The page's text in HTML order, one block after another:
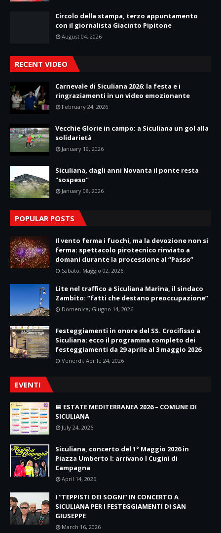
Circolo della stampa, terzo appuntamento
con il giornalista Giacinto Pipitone
August 04, 2026
RECENT VIDEO
Carnevale di Siculiana 2026: la festa e i
ringraziamenti in un video emozionante
February 24, 2026
Vecchie Glorie in campo: a Siculiana un gol alla
solidarietà
January 19, 2026
Siculiana, dagli anni Novanta il ponte resta
"sospeso"
January 08, 2026
POPULAR POSTS
Il vento ferma i fuochi, ma la devozione non si
ferma: spettacolo pirotecnico rinviato a
domani durante la processione al “Passo”
Sabato, Maggio 02, 2026
Lite nel traffico a Siculiana Marina, il sindaco
Zambito: “fatti che destano preoccupazione”
Domenica, Giugno 14, 2026
Festeggiamenti in onore del SS. Crocifisso a
Siculiana: ecco il programma completo dei
festeggiamenti da 29 aprile al 3 maggio 2026
Venerdì, Aprile 24, 2026
EVENTI
📅 ESTATE MEDITERRANEA 2026 – COMUNE DI
SICULIANA
July 24, 2026
Siculiana, concerto del 1° Maggio 2026 in
Piazza Umberto I: arrivano I Cugini di
Campagna
April 14, 2026
I “TEPPISTI DEI SOGNI” IN CONCERTO A
SICULIANA PER I FESTEGGIAMENTI DI SAN
GIUSEPPE
March 16, 2026